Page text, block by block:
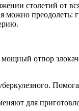
столетий от
преодолеть:
отпор
для